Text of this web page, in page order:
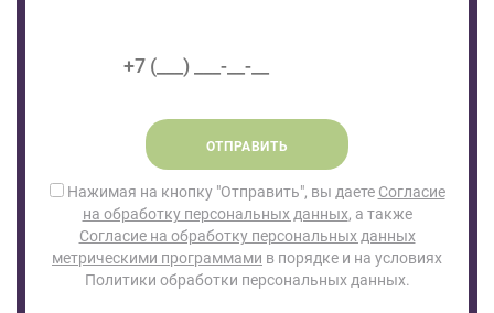
ОТПРАВИТЬ
Нажимая на кнопку "Отправить", вы даете Согласие
на обработку персональных данных, а также
Согласие на обработку персональных данных
метрическими программами в порядке и на условиях
Политики обработки персональных данных.